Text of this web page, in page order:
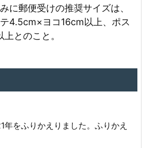
に郵便受けの推奨サイズは、
4.5cm×ヨコ16cm以上、ポス
とのこと。
年をふりかえりました。ふりかえ